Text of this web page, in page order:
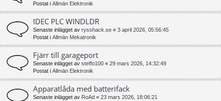
Postat i Allmän Elektronik
IDEC PLC WINDLDR
Senaste inlägget av rysshack.se « 3 april 2026, 05:56:45
Postat i Allmän Mekatronik
Fjärr till garageport
Senaste inlägget av steffo100 « 29 mars 2026, 14:32:49
Postat i Allmän Elektronik
Apparatlåda med batterifack
Senaste inlägget av RoAd « 23 mars 2026, 18:06:21